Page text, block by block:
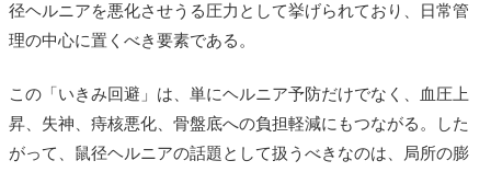
径ヘルニアを悪化させうる圧力として挙げられており、日常管
理の中心に置くべき要素である。
この「いきみ回避」は、単にヘルニア予防だけでなく、血圧上
昇、失神、痔核悪化、骨盤底への負担軽減にもつながる。した
がって、鼠径ヘルニアの話題として扱うべきなのは、局所の膨